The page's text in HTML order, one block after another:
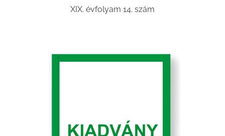
XIX. évfolyam 14. szám